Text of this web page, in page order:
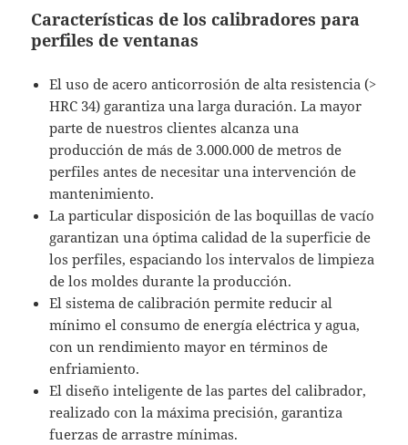
Características de los calibradores para
perfiles de ventanas
El uso de acero anticorrosión de alta resistencia (>
HRC 34) garantiza una larga duración. La mayor
parte de nuestros clientes alcanza una
producción de más de 3.000.000 de metros de
perfiles antes de necesitar una intervención de
mantenimiento.
La particular disposición de las boquillas de vacío
garantizan una óptima calidad de la superficie de
los perfiles, espaciando los intervalos de limpieza
de los moldes durante la producción.
El sistema de calibración permite reducir al
mínimo el consumo de energía eléctrica y agua,
con un rendimiento mayor en términos de
enfriamiento.
El diseño inteligente de las partes del calibrador,
realizado con la máxima precisión, garantiza
fuerzas de arrastre mínimas.